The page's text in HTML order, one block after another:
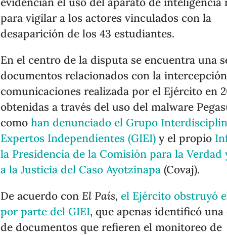
para vigilar a los actores vinculados con la
desaparición de los 43 estudiantes.
En el centro de la disputa se encuentra una
documentos relacionados con la
comunicaciones realizada por el Ejército en
obtenidas a través del uso del malware
comohan denunciado el Grupo
Expertos Independientes (GIEI) y el propio
la Presidencia de la Comisión para la Verdad
a la Justicia del Caso Ayotzinapa (Covaj).
De acuerdo conEl País,el Ejército obstruyó
por parte del GIEI, que apenas identificó una
de documentos que refieren el monitoreo de